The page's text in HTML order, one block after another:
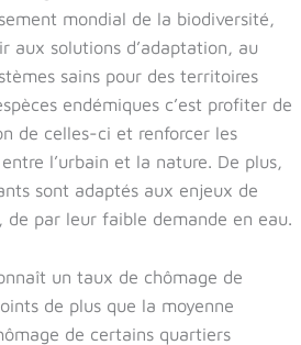
mondial de la biodiversité,
aux solutions d’adaptation, au
sains pour des territoires
endémiques c’est profiter de
de celles-ci et renforcer les
l’urbain et la nature. De plus,
sont adaptés aux enjeux de
par leur faible demande en eau.
un taux de chômage de
de plus que la moyenne
de certains quartiers